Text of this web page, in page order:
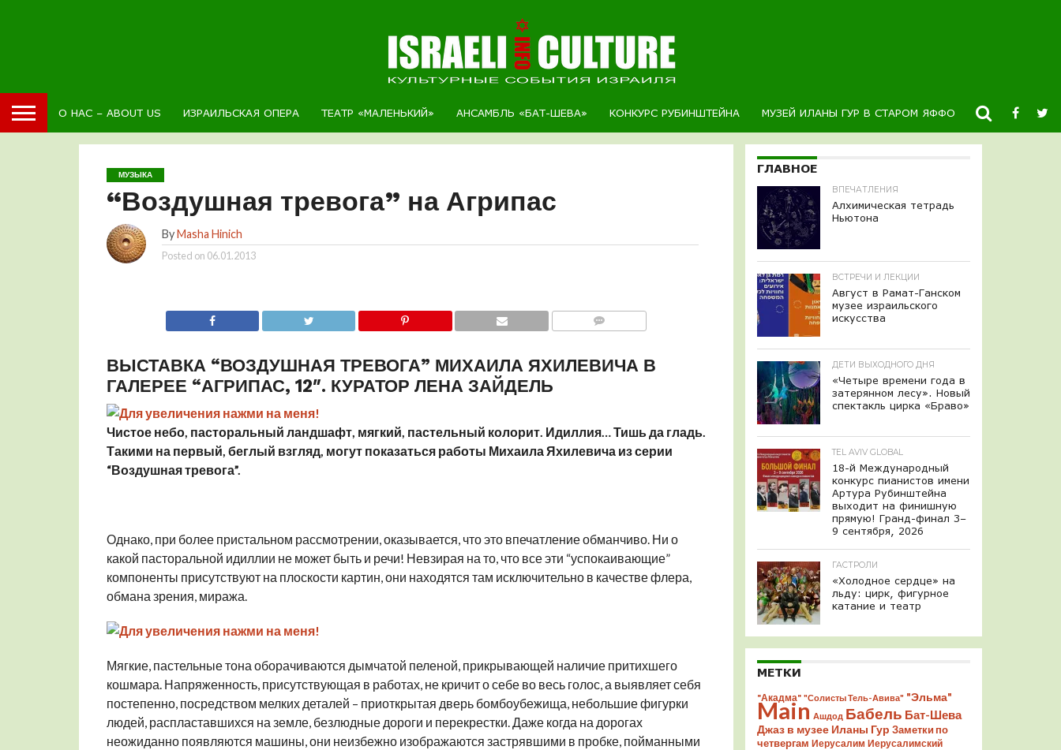
О НАС – ABOUT US ИЗРАИЛЬСКАЯ ОПЕРА ТЕАТР «МАЛЕНЬКИЙ» АНСАМБЛЬ «БАТ-ШЕВА» КОНКУРС РУБИНШТЕЙНА МУЗЕЙ ИЛАНЫ ГУР В СТАРОМ ЯФФО НОВОСТИ
МУЗЫКА
“Воздушная тревога” на Агрипас
ByMasha Hinich
Posted on 06.01.2013
ВЫСТАВКА “ВОЗДУШНАЯ ТРЕВОГА” МИХАИЛА ЯХИЛЕВИЧА В
ГАЛЕРЕЕ “АГРИПАС, 12″. КУРАТОР ЛЕНА ЗАЙДЕЛЬ
Чистое небо, пасторальный ландшафт, мягкий, пастельный колорит. Идиллия… Тишь да гладь.
Такими на первый, беглый взгляд, могут показаться работы Михаила Яхилевича из серии
“Воздушная тревога”.
Однако, при более пристальном рассмотрении, оказывается, что это впечатление обманчиво. Ни о
какой пасторальной идиллии не может быть и речи! Невзирая на то, что все эти “успокаивающие”
компоненты присутствуют на плоскости картин, они находятся там исключительно в качестве флера,
обмана зрения, миража.
Мягкие, пастельные тона оборачиваются дымчатой пеленой, прикрывающей наличие притихшего
кошмара. Напряженность, присутствующая в работах, не кричит о себе во весь голос, а выявляет себя
постепенно, посредством мелких деталей – приоткрытая дверь бомбоубежища, небольшие фигурки
людей, распластавшихся на земле, безлюдные дороги и перекрестки. Даже когда на дорогах
неожиданно появляются машины, они неизбежно изображаются застрявшими в пробке, пойманными
ГЛАВНОЕ
ВПЕЧАТЛЕНИЯ
Алхимическая тетрадь
Ньютона
ВСТРЕЧИ И ЛЕКЦИИ
Август в Рамат-Ганском
музее израильского
искусства
ДЕТИ ВЫХОДНОГО ДНЯ
«Четыре времени года в
затерянном лесу». Новый
спектакль цирка «Браво»
TEL AVIV GLOBAL
18-й Международный
конкурс пианистов имени
Артура Рубинштейна
выходит на финишную
прямую! Гранд-финал 3–
9 сентября, 2026
ГАСТРОЛИ
«Холодное сердце» на
льду: цирк, фигурное
катание и театр
МЕТКИ
"Акадма" "Солисты Тель-Авива" "Эльма"
Main Ашдод Бабель Бат-Шева
Джаз в музее Иланы Гур Заметки по
четвергам Иерусалим Иерусалимский